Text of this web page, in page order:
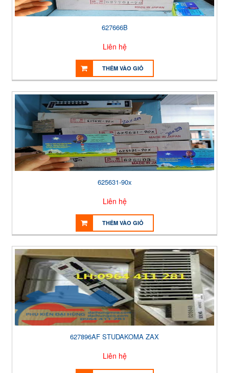
627666B
Liên hệ
THÊM VÀO GIỎ
625631-90x
Liên hệ
THÊM VÀO GIỎ
627896AF STUDAKOMA ZAX
Liên hệ